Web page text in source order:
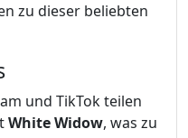
zu dieser beliebten
und TikTok teilen
White Widow, was zu